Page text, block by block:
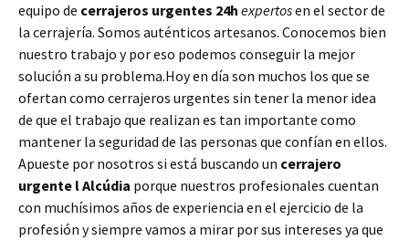
equipo de cerrajeros urgentes 24h expertosen el sector de
la cerrajería. Somos auténticos artesanos. Conocemos bien
nuestro trabajo y por eso podemos conseguir la mejor
solución a su problema.Hoy en día son muchos los que se
ofertan como cerrajeros urgentes sin tener la menor idea
de que el trabajo que realizan es tan importante como
mantener la seguridad de las personas que confían en ellos.
Apueste por nosotros si está buscando un cerrajero
urgente l Alcúdia porque nuestros profesionales cuentan
con muchísimos años de experiencia en el ejercicio de la
profesión y siempre vamos a mirar por sus intereses ya que